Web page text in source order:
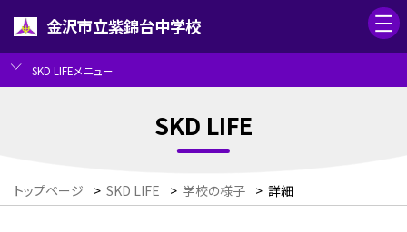
金沢市立紫錦台中学校
SKD LIFEメニュー
SKD LIFE
トップページ > SKD LIFE > 学校の様子 > 詳細